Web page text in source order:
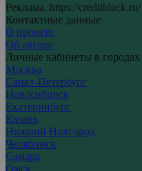
Реклама. https://creditblack.ru/
Контактные данные
О проекте
Об авторе
Личные кабинеты в городах
Москва
Санкт-Петербург
Новосибирск
Екатеринбург
Казань
Нижний Новгород
Челябинск
Самара
Омск